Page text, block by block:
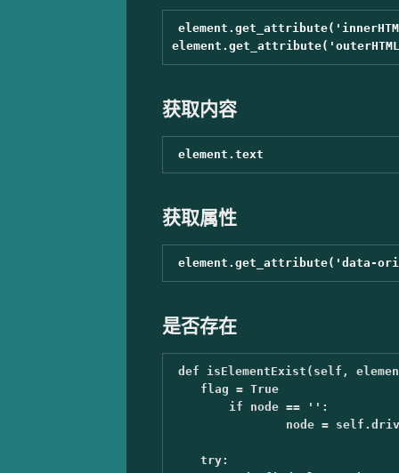
获取内容
获取属性
是否存在
def isElementExist ( self ,
flag = True
if
node == '' :
node = self .
try: